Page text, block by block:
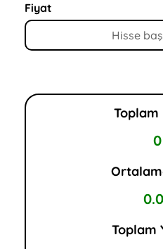
Fiyat
0
Toplam